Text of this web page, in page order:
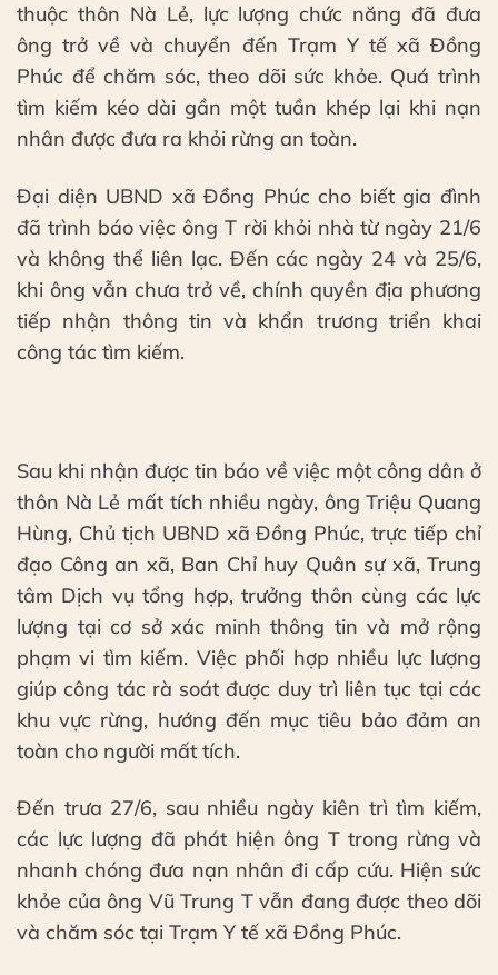
thuộc thôn Nà Lẻ, lực lượng chức năng đã đưa
ông trở về và chuyển đến Trạm Y tế xã Đồng
Phúc để chăm sóc, theo dõi sức khỏe. Quá trình
tìm kiếm kéo dài gần một tuần khép lại khi nạn
nhân được đưa ra khỏi rừng an toàn.
Đại diện UBND xã Đồng Phúc cho biết gia đình
đã trình báo việc ông T rời khỏi nhà từ ngày 21/6
và không thể liên lạc. Đến các ngày 24 và 25/6,
khi ông vẫn chưa trở về, chính quyền địa phương
tiếp nhận thông tin và khẩn trương triển khai
công tác tìm kiếm.
Sau khi nhận được tin báo về việc một công dân ở
thôn Nà Lẻ mất tích nhiều ngày, ông Triệu Quang
Hùng, Chủ tịch UBND xã Đồng Phúc, trực tiếp chỉ
đạo Công an xã, Ban Chỉ huy Quân sự xã, Trung
tâm Dịch vụ tổng hợp, trưởng thôn cùng các lực
lượng tại cơ sở xác minh thông tin và mở rộng
phạm vi tìm kiếm. Việc phối hợp nhiều lực lượng
giúp công tác rà soát được duy trì liên tục tại các
khu vực rừng, hướng đến mục tiêu bảo đảm an
toàn cho người mất tích.
Đến trưa 27/6, sau nhiều ngày kiên trì tìm kiếm,
các lực lượng đã phát hiện ông T trong rừng và
nhanh chóng đưa nạn nhân đi cấp cứu. Hiện sức
khỏe của ông Vũ Trung T vẫn đang được theo dõi
và chăm sóc tại Trạm Y tế xã Đồng Phúc.